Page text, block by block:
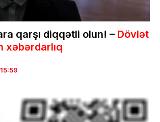
qarşı diqqətli olun! – Dövlət
xəbərdarlıq